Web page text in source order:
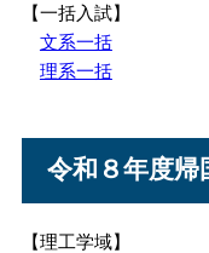
【一括入試】
文系一括
理系一括
令和８年度
【理工学域】